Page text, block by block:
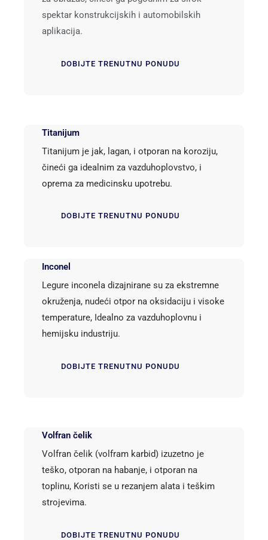
spektar konstrukcijskih i automobilskih
aplikacija.
DOBIJTE TRENUTNU PONUDU
Titanijum
Titanijum je jak, lagan, i otporan na koroziju,
čineći ga idealnim za vazduhoplovstvo, i
oprema za medicinsku upotrebu.
DOBIJTE TRENUTNU PONUDU
Inconel
Legure inconela dizajnirane su za ekstremne
okruženja, nudeći otpor na oksidaciju i visoke
temperature, Idealno za vazduhoplovnu i
hemijsku industriju.
DOBIJTE TRENUTNU PONUDU
Volfran čelik
Volfran čelik (volfram karbid) izuzetno je
teško, otporan na habanje, i otporan na
toplinu, Koristi se u rezanjem alata i teškim
strojevima.
DOBIJTE TRENUTNU PONUDU